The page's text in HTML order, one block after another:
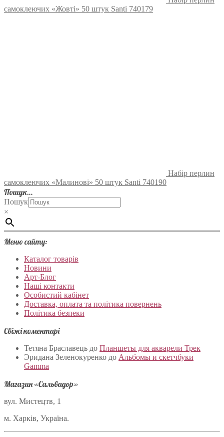
самоклеючих «Жовті» 50 штук Santi 740179
Набір перлин
самоклеючих «Малинові» 50 штук Santi 740190
Пошук…
Пошук
×
Меню сайту:
Каталог товарів
Новини
Арт-Блог
Наші контакти
Особистий кабінет
Доставка, оплата та політика повернень
Політика безпеки
Свіжі коментарі
Тетяна Браславець до Планшеты для акварели Трек
Эридана Зеленокуренко до Альбомы и скетчбуки
Gamma
Магазин «Сальвадор»
вул. Мистецтв, 1
м. Харків, Україна.